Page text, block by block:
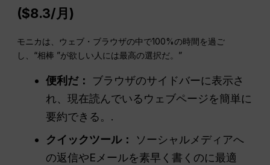
($8.3/月)
モニカは、ウェブ・ブラウザの中で100%の時間を過ご
し、“相棒 ”が欲しい人には最高の選択だ。”
便利だ：
ブラウザのサイドバーに表示さ
れ、現在読んでいるウェブページを簡単に
要約できる。.
クイックツール：
ソーシャルメディアへ
の返信やEメールを素早く書くのに最適